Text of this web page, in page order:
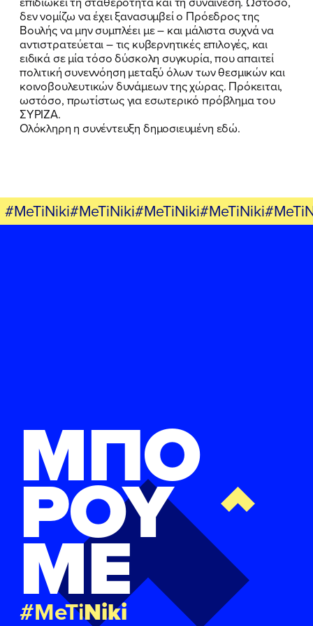
δεν νομίζω να έχει ξανασυμβεί ο Πρόεδρος της
Βουλής να μην συμπλέει με – και μάλιστα συχνά να
αντιστρατεύεται – τις κυβερνητικές επιλογές, και
ειδικά σε μία τόσο δύσκολη συγκυρία, που απαιτεί
πολιτική συνεννόηση μεταξύ όλων των θεσμικών και
κοινοβουλευτικών δυνάμεων της χώρας. Πρόκειται,
ωστόσο, πρωτίστως για εσωτερικό πρόβλημα του
ΣΥΡΙΖΑ.
Ολόκληρη η συνέντευξη δημοσιευμένη εδώ.
ΜΠΟ
ΡΟΥ
ΜΕ
#MeTiNiki